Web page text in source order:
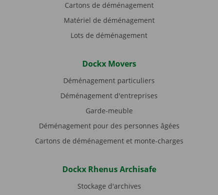
Cartons de déménagement
Matériel de déménagement
Lots de déménagement
Dockx Movers
Déménagement particuliers
Déménagement d'entreprises
Garde-meuble
Déménagement pour des personnes âgées
Cartons de déménagement et monte-charges
Dockx Rhenus Archisafe
Stockage d'archives